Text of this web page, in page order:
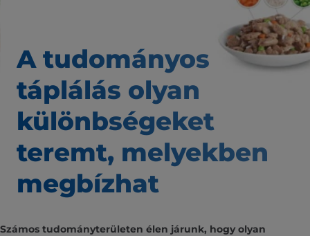
A tudományos
táplálás olyan
különbségeket
teremt, melyekben
megbízhat
Számos tudományterületen élen járunk, hogy olyan